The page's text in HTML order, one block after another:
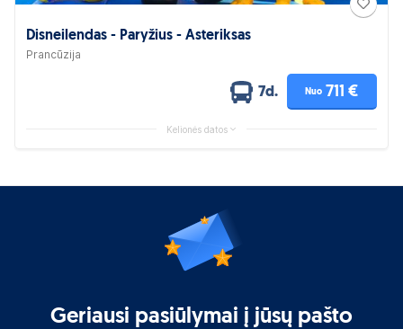
Disneilendas - Paryžius - Asteriksas
Prancūzija
7d. Nuo 711 €
Kelionės datos
Geriausi pasiūlymai į jūsų pašto